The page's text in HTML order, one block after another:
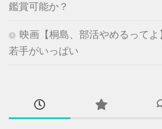
鑑賞可能か？
映画【桐島、部活やめるってよ
若手がいっぱい